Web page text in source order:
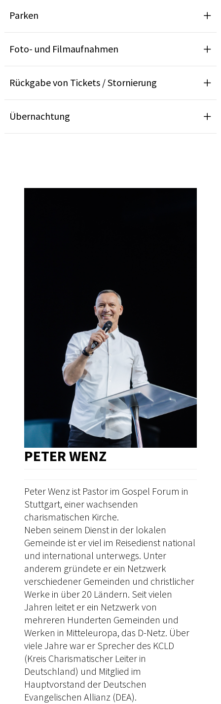
Parken
Foto- und Filmaufnahmen
Rückgabe von Tickets / Stornierung
Übernachtung
PETER WENZ
Peter Wenz ist Pastor im Gospel Forum in
Stuttgart, einer wachsenden
charismatischen Kirche.
Neben seinem Dienst in der lokalen
Gemeinde ist er viel im Reisedienst national
und international unterwegs. Unter
anderem gründete er ein Netzwerk
verschiedener Gemeinden und christlicher
Werke in über 20 Ländern. Seit vielen
Jahren leitet er ein Netzwerk von
mehreren Hunderten Gemeinden und
Werken in Mitteleuropa, das D-Netz. Über
viele Jahre war er Sprecher des KCLD
(Kreis Charismatischer Leiter in
Deutschland) und Mitglied im
Hauptvorstand der Deutschen
Evangelischen Allianz (DEA).